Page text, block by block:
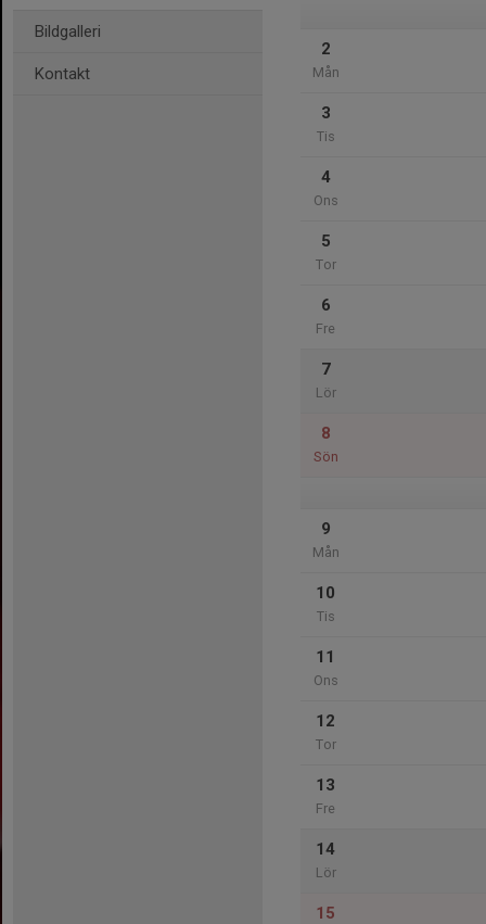
Bildgalleri
Kontakt
2
Mån
3
Tis
4
Ons
5
Tor
6
Fre
7
Lör
8
Sön
9
Mån
10
Tis
11
Ons
12
Tor
13
Fre
14
Lör
15